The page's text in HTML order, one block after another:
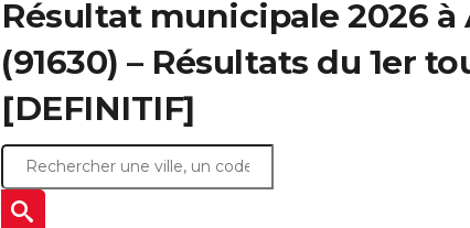
Résultat municipale 2026
(91630) – Résultats du 1er
[DEFINITIF]